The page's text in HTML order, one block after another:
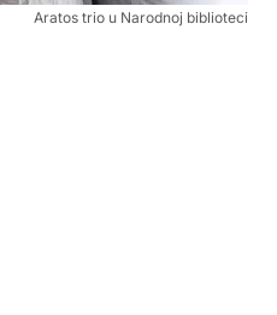
Aratos trio u Narodnoj biblioteci